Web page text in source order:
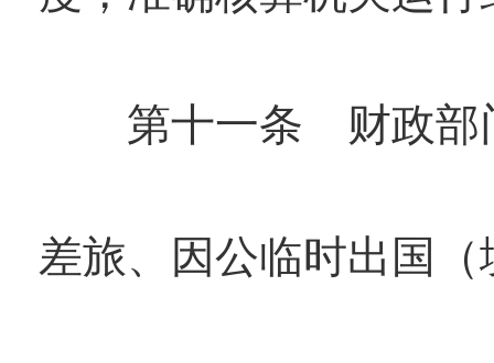
第十一条 财政部门
差旅、因公临时出国